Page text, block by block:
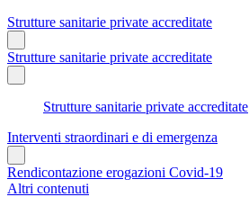
Strutture sanitarie private accreditate
Strutture sanitarie private accreditate
Strutture sanitarie private accreditate
Interventi straordinari e di emergenza
Rendicontazione erogazioni Covid-19
Altri contenuti